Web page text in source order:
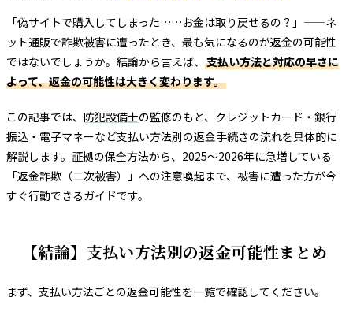
「偽サイトで購入してしまった……お金は取り戻せるの？」——ネ
ット通販で詐欺被害に遭ったとき、最も気になるのが返金の可能性
ではないでしょうか。結論から言えば、 支払い方法と対応の早さに
よって、返金の可能性は大きく変わります。
この記事では、 防犯設備士の監修のもと、クレジットカード・銀行
振込・電子マネーなど支払い方法別の返金手続きの流れを具体的に
解説します。証拠の保全方法から、2025〜2026年に急増している
「返金詐欺（二次被害）」への注意喚起まで、被害に遭った方が今
すぐ行動できるガイドです。
【結論】支払い方法別の返金可能性まとめ
まず、支払い方法ごとの返金可能性を一覧で確認してください。